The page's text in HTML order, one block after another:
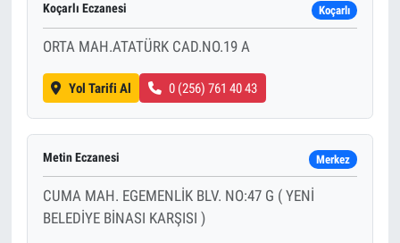
Koçarlı Eczanesi Koçarlı
ORTA MAH.ATATÜRK CAD.NO.19 A
Yol Tarifi Al 0 (256) 761 40 43
Metin Eczanesi Merkez
CUMA MAH. EGEMENLİK BLV. NO:47 G ( YENİ
BELEDİYE BİNASI KARŞISI )